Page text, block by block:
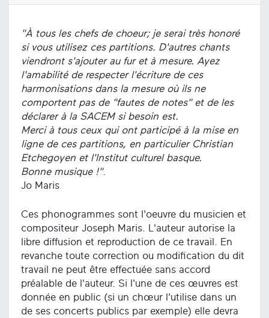
"À tous les chefs de choeur; je serai très honoré
si vous utilisez ces partitions. D'autres chants
viendront s'ajouter au fur et à mesure. Ayez
l'amabilité de respecter l'écriture de ces
harmonisations dans la mesure où ils ne
comportent pas de "fautes de notes" et de les
déclarer à la SACEM si besoin est.
Merci à tous ceux qui ont participé à la mise en
ligne de ces partitions, en particulier Christian
Etchegoyen et l'Institut culturel basque.
Bonne musique !".
Jo Maris
Ces phonogrammes sont l'oeuvre du musicien et
compositeur Joseph Maris. L'auteur autorise la
libre diffusion et reproduction de ce travail. En
revanche toute correction ou modification du dit
travail ne peut être effectuée sans accord
préalable de l'auteur. Si l'une de ces œuvres est
donnée en public (si un chœur l'utilise dans un
de ses concerts publics par exemple) elle devra